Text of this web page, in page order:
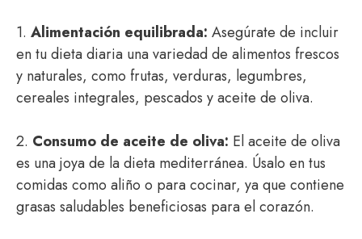
1. Alimentación equilibrada: Asegúrate de incluir
en tu dieta diaria una variedad de alimentos frescos
y naturales, como frutas, verduras, legumbres,
cereales integrales, pescados y aceite de oliva.
2. Consumo de aceite de oliva: El aceite de oliva
es una joya de la dieta mediterránea. Úsalo en tus
comidas como aliño o para cocinar, ya que contiene
grasas saludables beneficiosas para el corazón.